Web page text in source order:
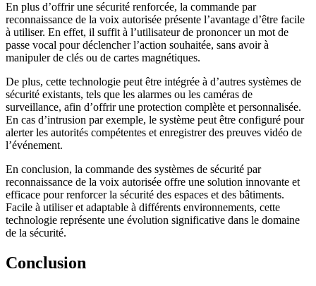
En plus d’offrir une sécurité renforcée, la commande par
reconnaissance de la voix autorisée présente l’avantage d’être facile
à utiliser. En effet, il suffit à l’utilisateur de prononcer un mot de
passe vocal pour déclencher l’action souhaitée, sans avoir à
manipuler de clés ou de cartes magnétiques.
De plus, cette technologie peut être intégrée à d’autres systèmes de
sécurité existants, tels que les alarmes ou les caméras de
surveillance, afin d’offrir une protection complète et personnalisée.
En cas d’intrusion par exemple, le système peut être configuré pour
alerter les autorités compétentes et enregistrer des preuves vidéo de
l’événement.
En conclusion, la commande des systèmes de sécurité par
reconnaissance de la voix autorisée offre une solution innovante et
efficace pour renforcer la sécurité des espaces et des bâtiments.
Facile à utiliser et adaptable à différents environnements, cette
technologie représente une évolution significative dans le domaine
de la sécurité.
Conclusion